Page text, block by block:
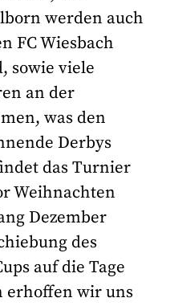
werden auch
FC Wiesbach
sowie viele
an der
was den
Derbys
das Turnier
Weihnachten
Dezember
des
auf die Tage
erhoffen wir uns